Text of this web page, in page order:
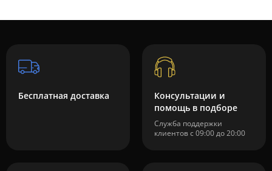
Бесплатная доставка
Консультации и
помощь в подборе
Служба поддержки
клиентов с 09:00 до 20:00